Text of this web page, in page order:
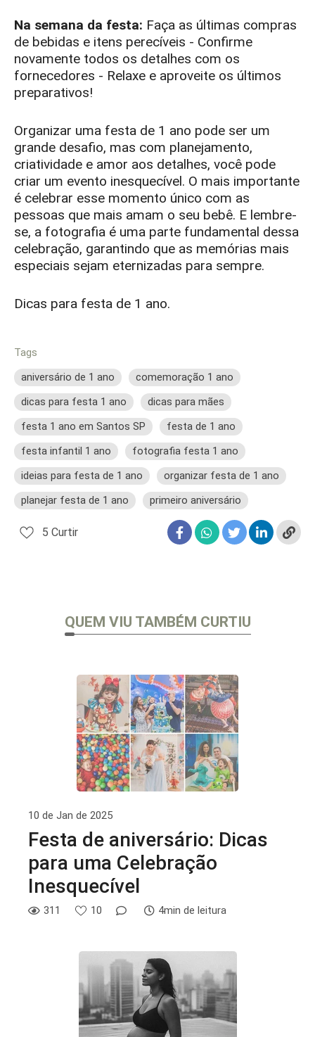
Na semana da festa: Faça as últimas compras
de bebidas e itens perecíveis - Confirme
novamente todos os detalhes com os
fornecedores - Relaxe e aproveite os últimos
preparativos!
Organizar uma festa de 1 ano pode ser um
grande desafio, mas com planejamento,
criatividade e amor aos detalhes, você pode
criar um evento inesquecível. O mais importante
é celebrar esse momento único com as
pessoas que mais amam o seu bebê. E lembre-
se, a fotografia é uma parte fundamental dessa
celebração, garantindo que as memórias mais
especiais sejam eternizadas para sempre.
Dicas para festa de 1 ano.
Tags
aniversário de 1 ano
comemoração 1 ano
dicas para festa 1 ano
dicas para mães
festa 1 ano em Santos SP
festa de 1 ano
festa infantil 1 ano
fotografia festa 1 ano
ideias para festa de 1 ano
organizar festa de 1 ano
planejar festa de 1 ano
primeiro aniversário
5 Curtir
QUEM VIU TAMBÉM CURTIU
10 de Jan de 2025
Festa de aniversário: Dicas
para uma Celebração
Inesquecível
311 10 4min de leitura